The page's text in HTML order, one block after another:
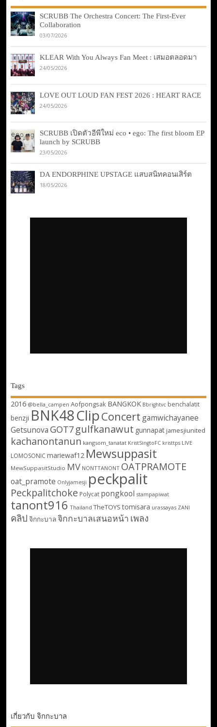
SCRUBB The Orchestra Concert: The First-Ever
Collaboration
03/07/2026
KLEAR With You Always Fan Meet : เสมอตลอดมา
24/05/2026
LOVE OUT LOUD FAN FEST 2026 : HEART RACE
24/05/2026
SCRUBB เปิดตัวอีพีใหม่ eco • ego: The first bloom EP
launch by SCRUBB
23/05/2026
DA ENDORPHINE UPSTAGE แสบสนิทคอนเสิร์ต
18/05/2026
Tags
2016 @bella_campen Aofpongsak BANGKOK Bbrightvc benchalatit
benzji BNK48ClipConcert gamwichayanee
Getsunova GOT7 gulfkanawut gunnapat jamesjiunited
kachanontanun kangsom_tanatat KristSingtoFC kristtps LIVE
LOMOSONIC mariewaf12 Mewsuppasit
MewSuppasitStudio MV NONTTANONT OATPRAMOTE
oat_pramote Onlyjamesji peckpalit
Peckpalitchoke Polycat pongkool stampapiwat
tanont916 Thailand TheTOYS tomisara urassayas ZANI
คลิป จิกกะบาลจิกกะบาลเสนอหน้า เพลง
เกี่ยวกับ จิกกะบาล